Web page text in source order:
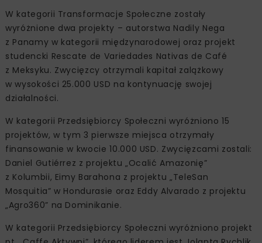
W kategorii Transformacje Społeczne zostały
wyróżnione dwa projekty – autorstwa Nadily Nega
z Panamy w kategorii międzynarodowej oraz projekt
studencki Rescate de Variedades Nativas de Café
z Meksyku. Zwycięzcy otrzymali kapitał zalążkowy
w wysokości 25.000 USD na kontynuację swojej
działalności.
W kategorii Przedsiębiorcy Społeczni wyróżniono 15
projektów, w tym 3 pierwsze miejsca otrzymały
finansowanie w kwocie 10.000 USD. Zwycięzcami zostali:
Daniel Gutiérrez z projektu „Ocalić Amazonię”
z Kolumbii, Eimy Barahona z projektu „TeleSan
Mosquitia” w Hondurasie oraz Eddy Alvarado z projektu
„Agro360” na Dominikanie.
W kategorii Przedsiębiorcy Społeczni wyróżniono projekt